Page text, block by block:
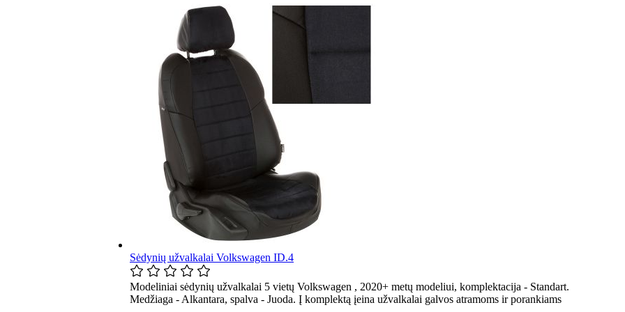
Sėdynių užvalkalai Volkswagen ID.4
Modeliniai sėdynių užvalkalai 5 vietų Volkswagen , 2020+ metų modeliui, komplektacija - Standart.
Medžiaga - Alkantara, spalva - Juoda. Į komplektą įeina užvalkalai galvos atramoms ir porankiams